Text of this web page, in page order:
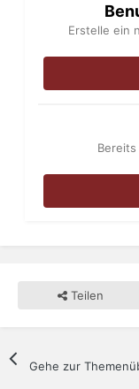
Erstelle ein
Teilen
Gehe zur